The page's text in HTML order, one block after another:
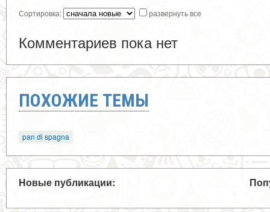
Сортировка: развернуть все
Комментариев пока нет
ПОХОЖИЕ ТЕМЫ
pan di spagna
Новые публикации: